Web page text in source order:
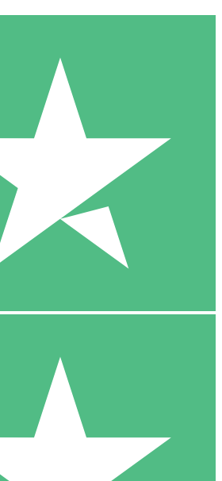
Créditos Individuales
créditos de descarga. Sin compromiso
10 00
10 Descargas
20 00